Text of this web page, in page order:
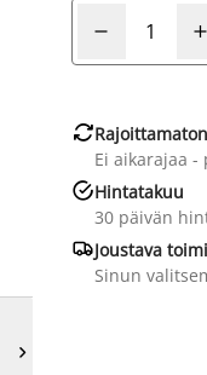


Ei aikarajaa -
Hintatakuu
30 päivän
Joustava
Sinun